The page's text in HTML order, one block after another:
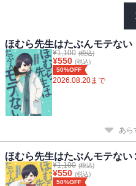
ほむら先生はたぶんモテない
¥1,100 (税込)
¥550 (税込)
50%OFF
2026.08.20まで
あら
ほむら先生はたぶんモテない
¥1,100 (税込)
¥550 (税込)
50%OFF